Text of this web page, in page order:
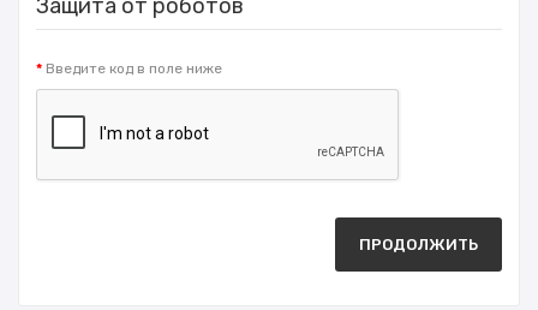
Защита от роботов
Введите код в поле ниже
ПРОДОЛЖИТЬ